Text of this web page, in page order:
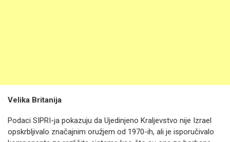
Velika Britanija
Podaci SIPRI-ja pokazuju da Ujedinjeno Kraljevstvo nije Izrael
opskrbljivalo značajnim oružjem od 1970-ih, ali je isporučivalo